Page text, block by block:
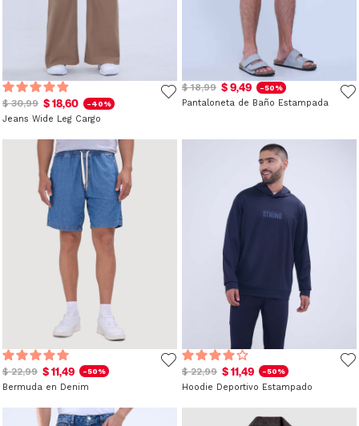
$ 30,99 $ 18,60 -40%
Jeans Wide Leg Cargo
$ 18,99 $ 9,49 -50%
Pantaloneta de Baño Estampada
$ 22,99 $ 11,49 -50%
Bermuda en Denim
$ 22,99 $ 11,49 -50%
Hoodie Deportivo Estampado